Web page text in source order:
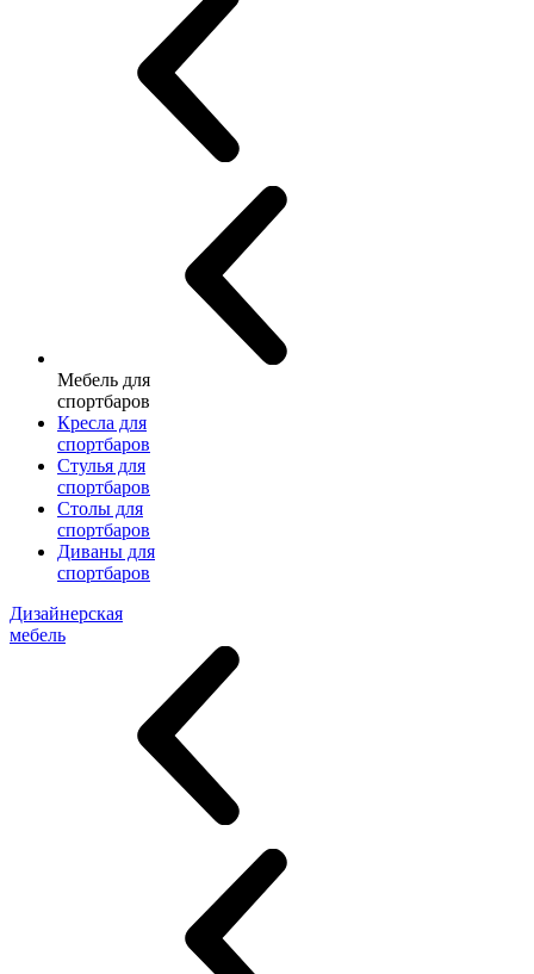
Мебель для
спортбаров
Кресла для
спортбаров
Стулья для
спортбаров
Столы для
спортбаров
Диваны для
спортбаров
Дизайнерская
мебель